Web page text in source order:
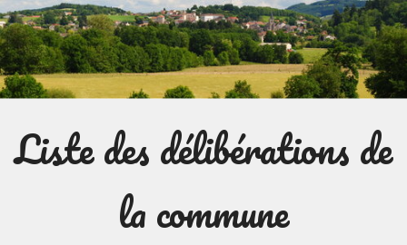
Liste des délibérations de
la commune